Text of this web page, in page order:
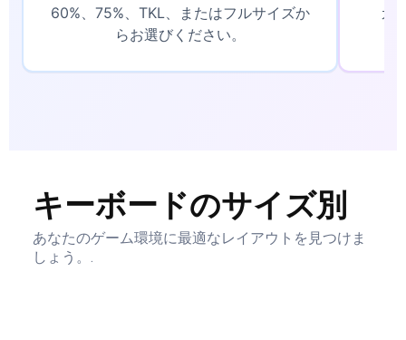
60%、75%、TKL、またはフルサイズか
らお選びください。
カ
キーボードのサイズ別
あなたのゲーム環境に最適なレイアウトを見つけま
しょう。.